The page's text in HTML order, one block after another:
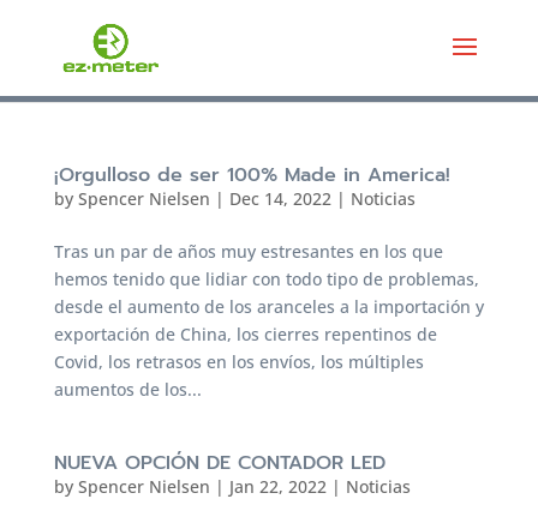
¡Orgulloso de ser 100% Made in America!
by Spencer Nielsen | Dec 14, 2022| Noticias
Tras un par de años muy estresantes en los que
hemos tenido que lidiar con todo tipo de problemas,
desde el aumento de los aranceles a la importación y
exportación de China, los cierres repentinos de
Covid, los retrasos en los envíos, los múltiples
aumentos de los...
NUEVA OPCIÓN DE CONTADOR LED
by Spencer Nielsen | Jan 22, 2022| Noticias